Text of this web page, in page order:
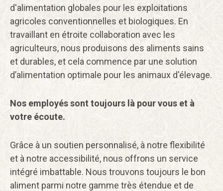
d'alimentation globales pour les exploitations
agricoles conventionnelles et biologiques. En
travaillant en étroite collaboration avec les
agriculteurs, nous produisons des aliments sains
et durables, et cela commence par une solution
d’alimentation optimale pour les animaux d'élevage.
Nos employés sont toujours là pour vous et à
votre écoute.
Grâce à un soutien personnalisé, à notre flexibilité
et à notre accessibilité, nous offrons un service
intégré imbattable. Nous trouvons toujours le bon
aliment parmi notre gamme très étendue et de